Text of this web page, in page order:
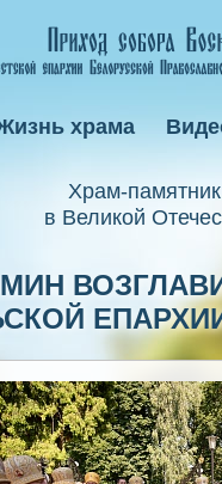
Xрам-
в Великой
храма